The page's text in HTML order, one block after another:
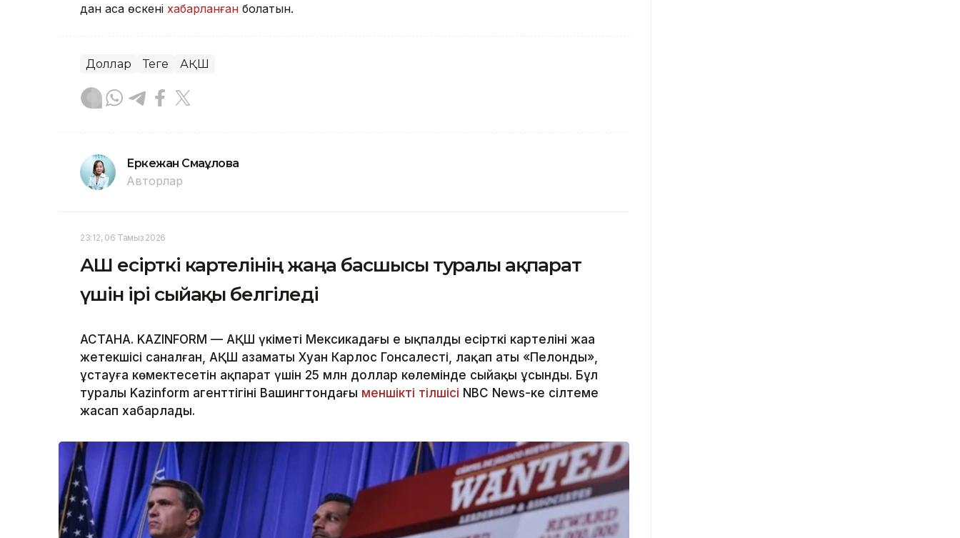
дан аса өскені хабарланған болатын.
Доллар Теңге АҚШ
Еркежан Смағұлова
Авторлар
23:12, 06 Тамыз 2026
АҚШ есірткі картелінің жаңа басшысы туралы ақпарат
үшін ірі сыйақы белгіледі
АСТАНА. KAZINFORM — АҚШ үкіметі Мексикадағы ең ықпалды есірткі картелінің жаңа
жетекшісі саналған, АҚШ азаматы Хуан Карлос Гонсалесті, лақап аты «Пелонды»,
ұстауға көмектесетін ақпарат үшін 25 млн доллар көлемінде сыйақы ұсынды. Бұл
туралы Kazinform агенттігінің Вашингтондағы меншікті тілшісі NBC News-ке сілтеме
жасап хабарлады.